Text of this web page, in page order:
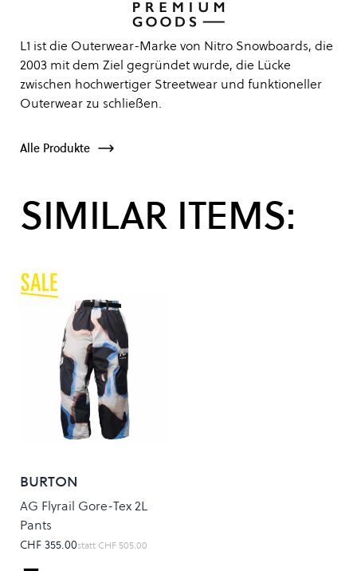
L1 ist die Outerwear-Marke von Nitro Snowboards, die
2003 mit dem Ziel gegründet wurde, die Lücke
zwischen hochwertiger Streetwear und funktioneller
Outerwear zu schließen.
Alle Produkte
SIMILAR ITEMS:
BURTON
AG Flyrail Gore-Tex 2L
Pants
CHF 355.00statt CHF 505.00